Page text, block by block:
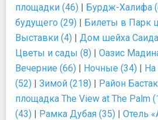
площадки (46) | Бурдж-Халифа
будущего (29) | Билеты в Парк
Выставки (4) | Дом шейха
Цветы и сады (8) | Оазис
Вечерние (66) | Ночные (34) | На
(52) | Зимой (218) | Район
площадка The View at The Palm
(43) | Рамка Дубая (35) | Отель